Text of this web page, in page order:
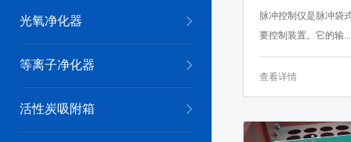
光氧净化器
等离子净化器
活性炭吸附箱
脉冲控制仪是脉冲袋
要控制装置。它的输...
查看详情